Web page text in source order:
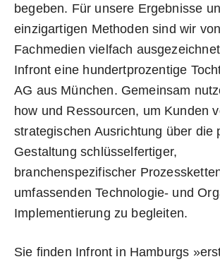
begeben. Für unsere Ergebnisse
einzigartigen Methoden sind wir
Fachmedien vielfach
Infront eine hundertprozentige
AG aus München. Gemeinsam
how und Ressourcen, um Kunden
strategischen Ausrichtung über die
Gestaltung schlüsselfertiger,
branchenspezifischer
umfassenden Technologie- und
Implementierung zu begleiten.
Sie finden Infront in Hamburgs